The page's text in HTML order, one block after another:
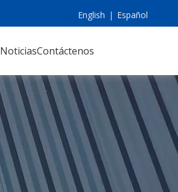
English | Español
NoticiasContáctenos